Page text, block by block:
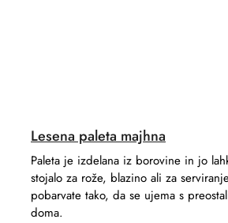
Lesena paleta majhna
Paleta je izdelana iz borovine in jo
stojalo za rože, blazino ali za
pobarvate tako, da se ujema s
doma.